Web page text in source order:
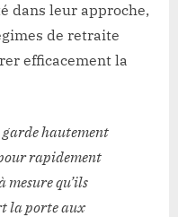
dans leur approche,
de retraite
efficacement la
hautement
rapidement
mesure qu’ils
la porte aux